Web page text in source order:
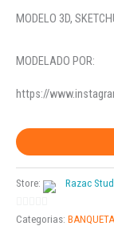
MODELO 3D,
MODELADO POR:
https://
Store: Razac
0
Categorias: